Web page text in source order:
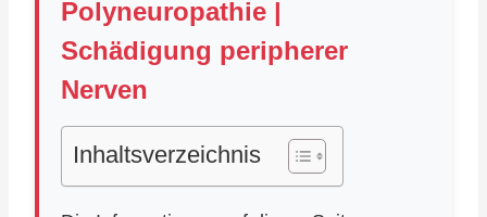
Polyneuropathie |
Schädigung peripherer
Nerven
Inhaltsverzeichnis